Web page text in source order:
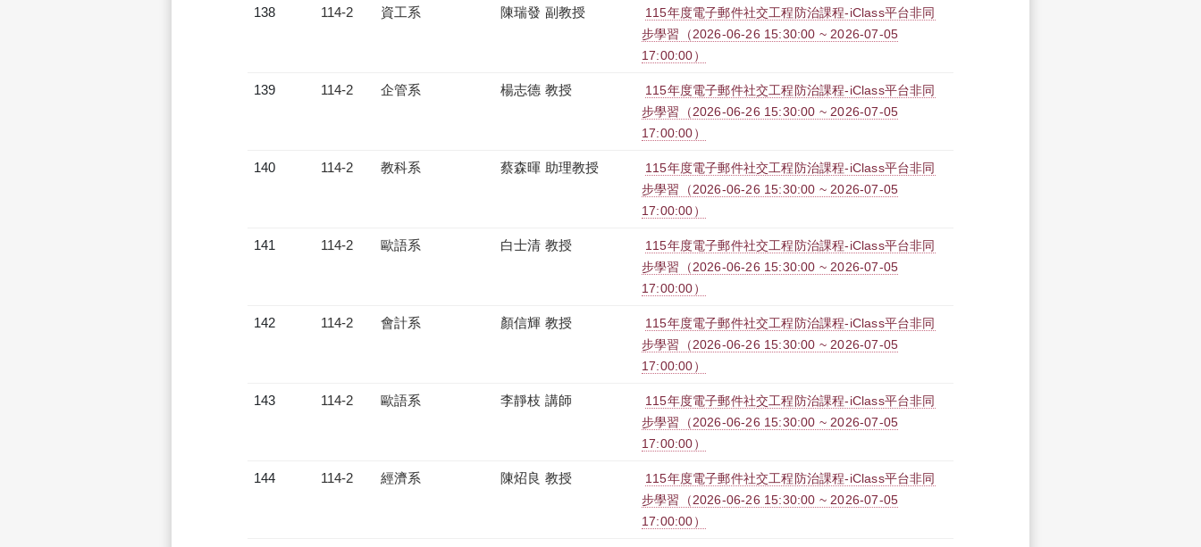
138 114-2 資工系 陳瑞發 副教授
115年度電子郵件社交工程防治課程-iClass平台非同
步學習（2026-06-26 15:30:00 ~ 2026-07-05
17:00:00）
139 114-2 企管系 楊志德 教授
115年度電子郵件社交工程防治課程-iClass平台非同
步學習（2026-06-26 15:30:00 ~ 2026-07-05
17:00:00）
140 114-2 教科系 蔡森暉 助理教授
115年度電子郵件社交工程防治課程-iClass平台非同
步學習（2026-06-26 15:30:00 ~ 2026-07-05
17:00:00）
141 114-2 歐語系 白士清 教授
115年度電子郵件社交工程防治課程-iClass平台非同
步學習（2026-06-26 15:30:00 ~ 2026-07-05
17:00:00）
142 114-2 會計系 顏信輝 教授
115年度電子郵件社交工程防治課程-iClass平台非同
步學習（2026-06-26 15:30:00 ~ 2026-07-05
17:00:00）
143 114-2 歐語系 李靜枝 講師
115年度電子郵件社交工程防治課程-iClass平台非同
步學習（2026-06-26 15:30:00 ~ 2026-07-05
17:00:00）
144 114-2 經濟系 陳炤良 教授
115年度電子郵件社交工程防治課程-iClass平台非同
步學習（2026-06-26 15:30:00 ~ 2026-07-05
17:00:00）